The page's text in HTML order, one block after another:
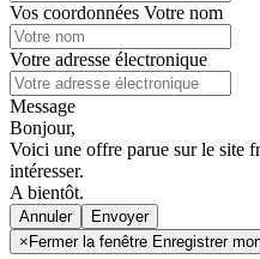
Vos coordonnées Votre nom
Votre adresse électronique
Message
Bonjour,
Voici une offre parue sur le site
intéresser.
A bientôt.
Annuler
× Fermer la fenêtre Enregistrer